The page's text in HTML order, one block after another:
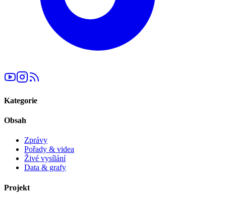
Kategorie
Obsah
Zprávy
Pořady & videa
Živé vysílání
Data & grafy
Projekt